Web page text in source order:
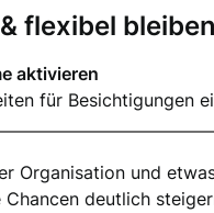
flexibel bleiben
aktivieren
für Besichtigungen
Organisation und
Chancen deutlich